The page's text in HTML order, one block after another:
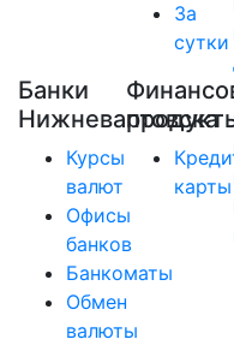
За
сутки
Банки
Нижневартовска
Курсы
валют
Офисы
банков
Банкоматы
Обмен
валюты
карты